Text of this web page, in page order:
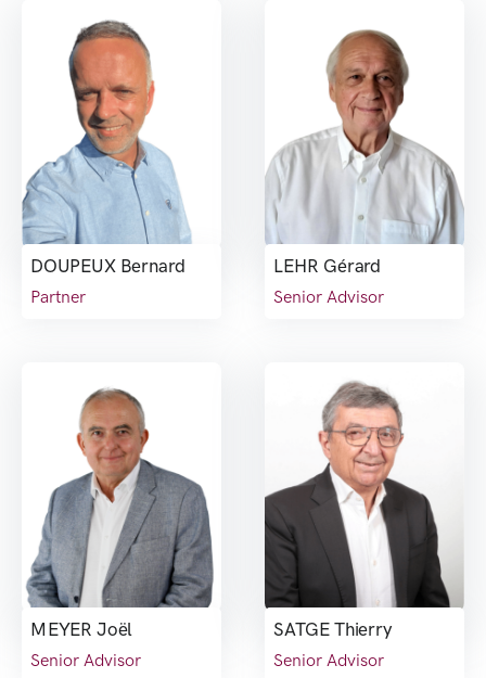
DOUPEUX Bernard
Partner
LEHR Gérard
Senior Advisor
MEYER Joël
Senior Advisor
SATGE Thierry
Senior Advisor